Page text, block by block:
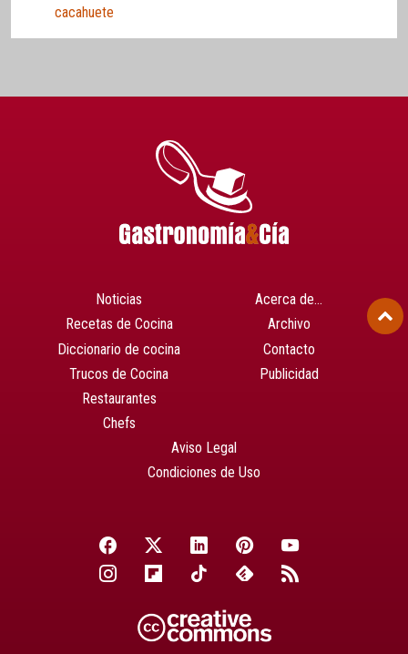
cacahuete
Noticias
Recetas de Cocina
Diccionario de cocina
Trucos de Cocina
Restaurantes
Chefs
Acerca de…
Archivo
Contacto
Publicidad
Aviso Legal
Condiciones de Uso